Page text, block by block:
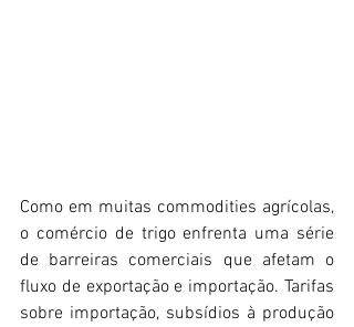
Como em muitas commodities agrícolas,
o comércio de trigo enfrenta uma série
de barreiras comerciais que afetam o
fluxo de exportação e importação. Tarifas
sobre importação, subsídios à produção